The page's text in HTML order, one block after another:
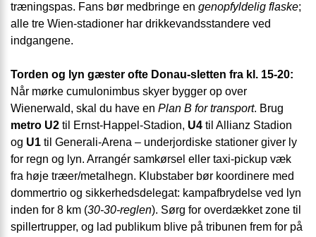
træningspas. Fans bør medbringe en genopfyldelig flaske;
alle tre Wien-stadioner har drikkevandsstandere ved
indgangene.
Torden og lyn gæster ofte Donau-sletten fra kl. 15-20:
Når mørke cumulonimbus skyer bygger op over
Wienerwald, skal du have en Plan B for transport. Brug
metro U2 til Ernst-Happel-Stadion, U4 til Allianz Stadion
og U1 til Generali-Arena – underjordiske stationer giver ly
for regn og lyn. Arrangér samkørsel eller taxi-pickup væk
fra høje træer/metalhegn. Klubstaber bør koordinere med
dommertrio og sikkerhedsdelegat: kampafbrydelse ved lyn
inden for 8 km (30-30-reglen). Sørg for overdækket zone til
spillertrupper, og lad publikum blive på tribunen frem for på